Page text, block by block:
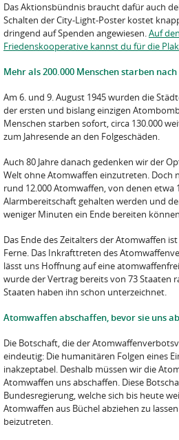
Das Aktionsbündnis braucht dafür auch
Schalten der City-Light-Poster kostet
dringend auf Spenden angewiesen.Auf
Friedenskooperative kannst du für die
Mehr als 200.000 Menschen starben
Am 6. und 9. August 1945 wurden die
der ersten und bislang einzigen
Menschen starben sofort, circa 130.000
zum Jahresende an den Folgeschäden.
Auch 80 Jahre danach gedenken wir der
Welt ohne Atomwaffen einzutreten. Doch
rund 12.000 Atomwaffen, von denen etwa
Alarmbereitschaft gehalten werden und
weniger Minuten ein Ende bereiten
Das Ende des Zeitalters der Atomwaffen
Ferne. Das Inkrafttreten des
lässt uns Hoffnung auf eine
wurde der Vertrag bereits von 73 Staaten
Staaten haben ihn schon unterzeichnet.
Atomwaffen abschaffen, bevor sie uns
Die Botschaft, die der
eindeutig: Die humanitären Folgen eines
inakzeptabel. Deshalb müssen wir die
Atomwaffen uns abschaffen. Diese
Bundesregierung, welche sich bis heute
Atomwaffen aus Büchel abziehen zu
beizutreten.